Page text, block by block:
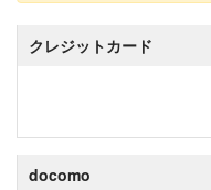
クレジットカード
docomo